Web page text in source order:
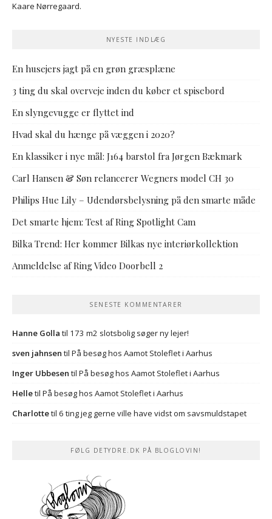
Kaare Nørregaard.
NYESTE INDLÆG
En husejers jagt på en grøn græsplæne
3 ting du skal overveje inden du køber et spisebord
En slyngevugge er flyttet ind
Hvad skal du hænge på væggen i 2020?
En klassiker i nye mål: J164 barstol fra Jørgen Bækmark
Carl Hansen & Søn relancerer Wegners model CH 30
Philips Hue Lily – Udendørsbelysning på den smarte måde
Det smarte hjem: Test af Ring Spotlight Cam
Bilka Trend: Her kommer Bilkas nye interiørkollektion
Anmeldelse af Ring Video Doorbell 2
SENESTE KOMMENTARER
Hanne Golla til 173 m2 slotsbolig søger ny lejer!
sven jahnsen til På besøg hos Aamot Stoleflet i Aarhus
Inger Ubbesen til På besøg hos Aamot Stoleflet i Aarhus
Helletil På besøg hos Aamot Stoleflet i Aarhus
Charlottetil 6 ting jeg gerne ville have vidst om savsmuldstapet
FØLG DETYDRE.DK PÅ BLOGLOVIN!